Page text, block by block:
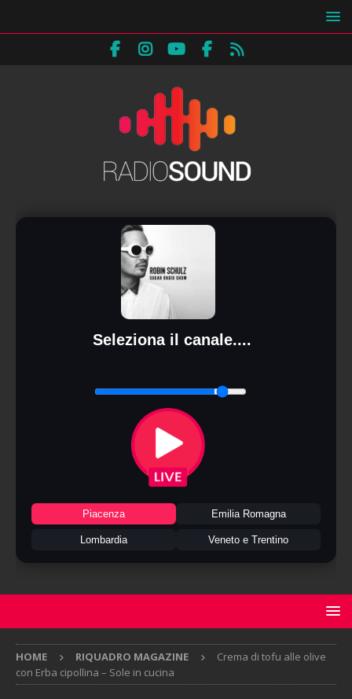
Seleziona il canale....
Piacenza Emilia Romagna
Lombardia Veneto e Trentino
HOME RIQUADRO MAGAZINE
Crema di tofu alle olive
con Erba cipollina – Sole in cucina